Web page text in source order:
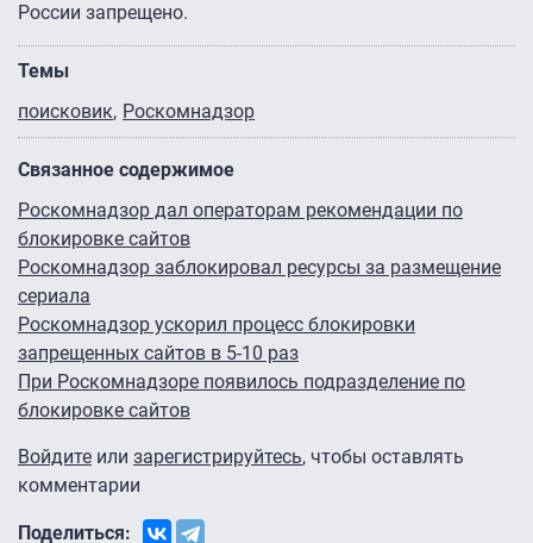
России запрещено.
Темы
поисковик Роскомнадзор
Связанное содержимое
Роскомнадзор дал операторам рекомендации по
блокировке сайтов
Роскомнадзор заблокировал ресурсы за размещение
сериала
Роскомнадзор ускорил процесс блокировки
запрещенных сайтов в 5-10 раз
При Роскомнадзоре появилось подразделение по
блокировке сайтов
Войдите или зарегистрируйтесь, чтобы оставлять
комментарии
Поделиться: